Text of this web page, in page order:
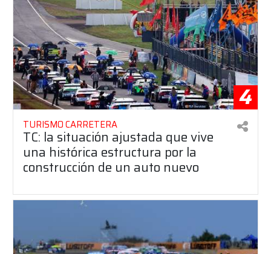
4
TURISMO CARRETERA
TC: la situación ajustada que vive
una histórica estructura por la
construcción de un auto nuevo